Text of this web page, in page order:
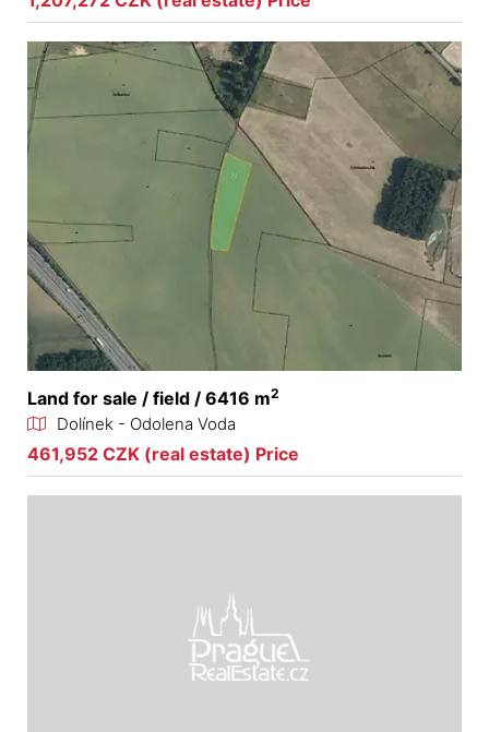
Land for sale / field / 6416 m2
Dolínek - Odolena Voda
461,952 CZK (real estate) Price